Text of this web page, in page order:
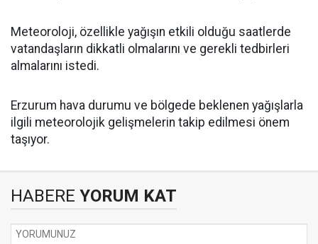
Meteoroloji, özellikle yağışın etkili olduğu saatlerde
vatandaşların dikkatli olmalarını ve gerekli tedbirleri
almalarını istedi.
Erzurum hava durumu ve bölgede beklenen yağışlarla
ilgili meteorolojik gelişmelerin takip edilmesi önem
taşıyor.
HABERE YORUM KAT